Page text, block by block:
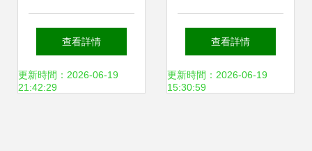
子計算技術服務的
戰(zhàn)略意義與
查看詳情
更新時間：2026-06-19
21:42:29
計算引領未來十五
年五大技術變革猜
查看詳情
更新時間：2026-06-19
15:30:59